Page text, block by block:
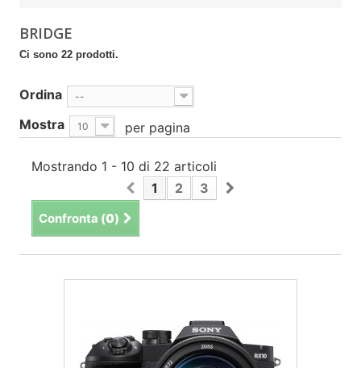
BRIDGE
Ci sono 22 prodotti.
Ordina --
Mostra 10 per pagina
Confronta (0)
1 2 3
Mostrando 1 - 10 di 22 articoli